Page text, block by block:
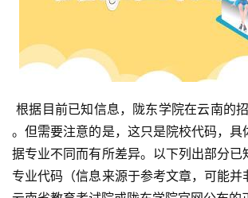
根据目前已知信息，陇东学院在云南的
。但需要注意的是，这只是院校代码，具
据专业不同而有所差异。以下列出部分已
专业代码（信息来源于参考文章，可能并